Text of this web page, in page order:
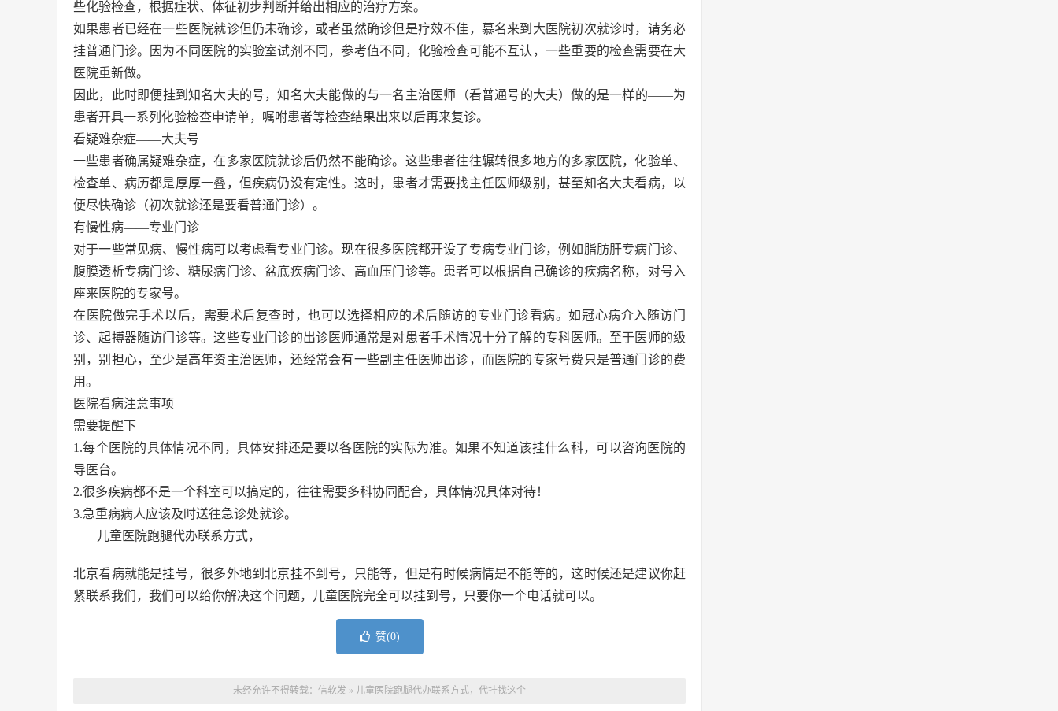
些化验检查，根据症状、体征初步判断并给出相应的治疗方案。
如果患者已经在一些医院就诊但仍未确诊，或者虽然确诊但是疗效不佳，慕名来到大医院初次就诊时，请务必
挂普通门诊。因为不同医院的实验室试剂不同，参考值不同，化验检查可能不互认，一些重要的检查需要在大
医院重新做。
因此，此时即便挂到知名大夫的号，知名大夫能做的与一名主治医师（看普通号的大夫）做的是一样的——为
患者开具一系列化验检查申请单，嘱咐患者等检查结果出来以后再来复诊。
看疑难杂症——大夫号
一些患者确属疑难杂症，在多家医院就诊后仍然不能确诊。这些患者往往辗转很多地方的多家医院，化验单、
检查单、病历都是厚厚一叠，但疾病仍没有定性。这时，患者才需要找主任医师级别，甚至知名大夫看病，以
便尽快确诊（初次就诊还是要看普通门诊）。
有慢性病——专业门诊
对于一些常见病、慢性病可以考虑看专业门诊。现在很多医院都开设了专病专业门诊，例如脂肪肝专病门诊、
腹膜透析专病门诊、糖尿病门诊、盆底疾病门诊、高血压门诊等。患者可以根据自己确诊的疾病名称，对号入
座来医院的专家号。
在医院做完手术以后，需要术后复查时，也可以选择相应的术后随访的专业门诊看病。如冠心病介入随访门
诊、起搏器随访门诊等。这些专业门诊的出诊医师通常是对患者手术情况十分了解的专科医师。至于医师的级
别，别担心，至少是高年资主治医师，还经常会有一些副主任医师出诊，而医院的专家号费只是普通门诊的费
用。
医院看病注意事项
需要提醒下
1.每个医院的具体情况不同，具体安排还是要以各医院的实际为准。如果不知道该挂什么科，可以咨询医院的
导医台。
2.很多疾病都不是一个科室可以搞定的，往往需要多科协同配合，具体情况具体对待！
3.急重病病人应该及时送往急诊处就诊。
儿童医院跑腿代办联系方式，
北京看病就能是挂号，很多外地到北京挂不到号，只能等，但是有时候病情是不能等的，这时候还是建议你赶
紧联系我们，我们可以给你解决这个问题，儿童医院完全可以挂到号，只要你一个电话就可以。
赞(0)
未经允许不得转载： 信软发 » 儿童医院跑腿代办联系方式，代挂找这个